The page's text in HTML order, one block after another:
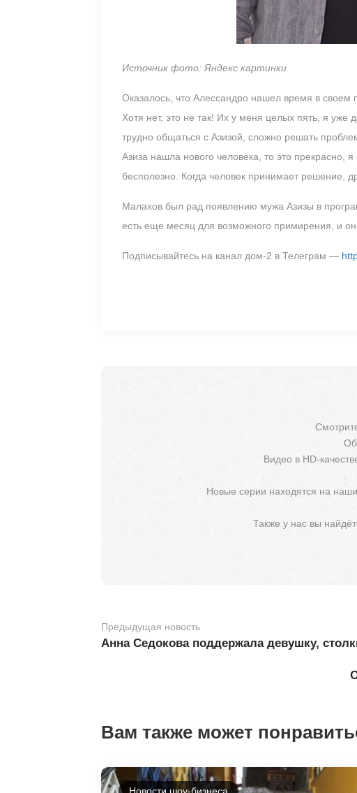
Источник фото: Яндекс картинки
Оказалось, что Алессандро нашел время в своем
Хотя нет, это не так! Их у меня целых пять, я
трудно общаться с Азизой, сложно решать
Азиза нашла нового человека, то это прекрасно,
бесполезно. Когда человек принимает решение,
Малахов был рад появлению мужа Азизы в
есть еще месяц для возможного примирения, и он
Подписывайтесь на канал дом-2 в Телеграм —
Видео в HD-
Новые серии находятся на
Также у нас вы
Предыдущая новость
Анна Седокова поддержала девушку,
Вам также может
Новости шоу-бизнеса